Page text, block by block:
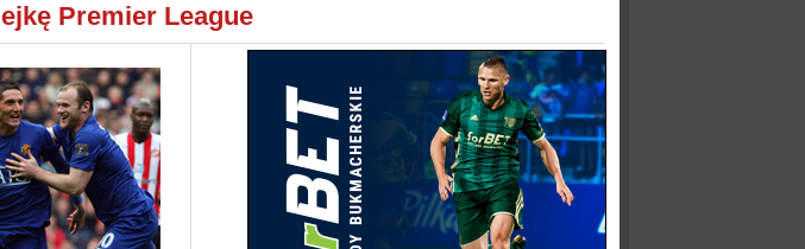
Premier League